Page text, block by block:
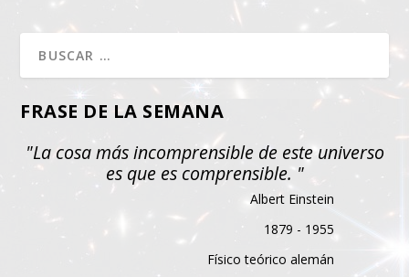
FRASE DE LA SEMANA
"La cosa más incomprensible de este universo
es que es comprensible. "
Albert Einstein
1879 - 1955
Físico teórico alemán